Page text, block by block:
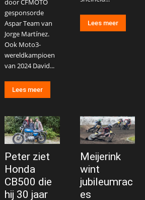
door CFMOTO
gesponsorde
Aspar Team van
Jorge Martínez.
Ook Moto3-
wereldkampioen
van 2024 David...
Lees meer
Lees meer
Peter ziet
Honda
CB500 die
hij 30 jaar
Meijerink
wint
jubileumrac
es